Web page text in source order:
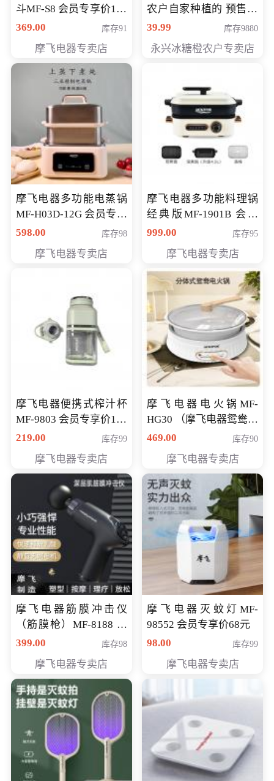
斗MF-S8 会员专享价168
元
369.00 库存91
摩飞电器专卖店
农户自家种植的 预售10
万斤 会员包邮专享价
39.99 库存9880
永兴冰糖橙农户专卖店
摩飞电器多功能电蒸锅
MF-H03D-12G 会员专享
价398元
598.00 库存98
摩飞电器专卖店
摩飞电器多功能料理锅
经典版MF-1901B 会员
专享价399元
999.00 库存95
摩飞电器专卖店
摩飞电器便携式榨汁杯
MF-9803 会员专享价138
元
219.00 库存99
摩飞电器专卖店
摩飞电器电火锅MF-
HG30 （摩飞电器鸳鸯锅
MF-HG30 ） 会员专享价
469.00 库存90
摩飞电器专卖店
摩飞电器筋膜冲击仪
（筋膜枪）MF-8188 会
员专享价268元
399.00 库存98
摩飞电器专卖店
摩飞电器灭蚊灯MF-
98552 会员专享价68元
98.00
库存99
摩飞电器专卖店